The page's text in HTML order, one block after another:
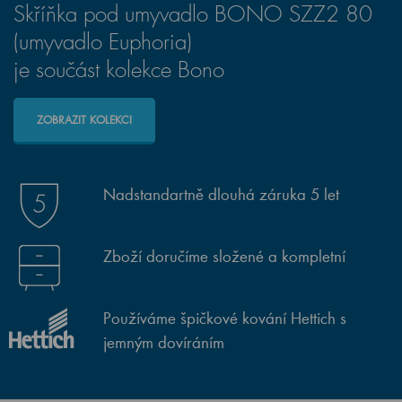
Skříňka pod umyvadlo BONO SZZ2 80
(umyvadlo Euphoria)
je součást kolekce Bono
ZOBRAZIT KOLEKCI
Nadstandartně dlouhá záruka 5 let
Zboží doručíme složené a kompletní
Používáme špičkové kování Hettich s
jemným dovíráním